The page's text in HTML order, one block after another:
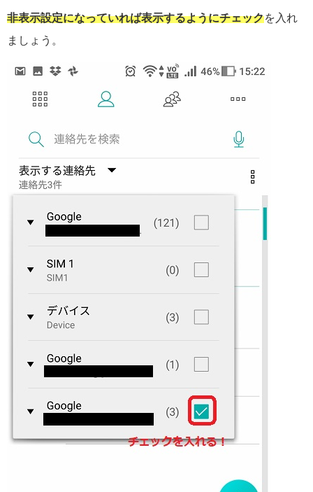
非表示設定になっていれば表示するようにチェックを入れ
ましょう。